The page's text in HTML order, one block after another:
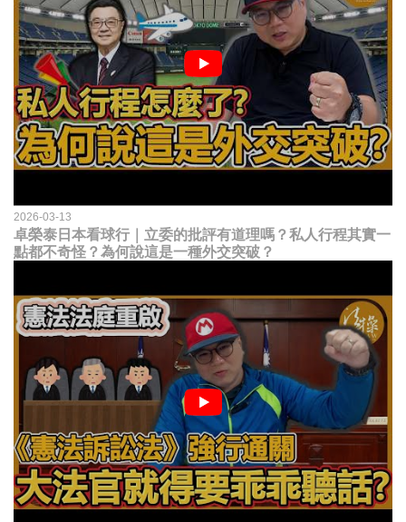
2026-03-13
卓榮泰日本看球行｜立委的批評有道理嗎？私人行程其實一
點都不奇怪？為何說這是一種外交突破？